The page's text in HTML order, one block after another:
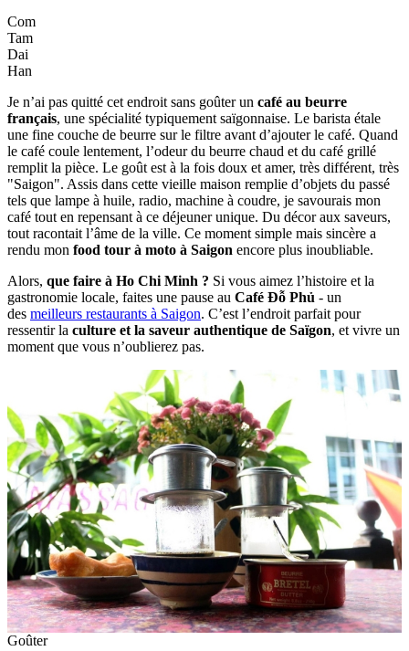
Com
Tam
Dai
Han
, une spécialité typiquement saïgonnaise. Le barista étale
une fine couche de beurre sur le filtre avant d’ajouter le café. Quand
le café coule lentement, l’odeur du beurre chaud et du café grillé
remplit la pièce. Le goût est à la fois doux et amer, très différent, très
"Saigon". Assis dans cette vieille maison remplie d’objets du passé
tels que lampe à huile, radio, machine à coudre, je savourais mon
café tout en repensant à ce déjeuner unique. Du décor aux saveurs,
tout racontait l’âme de la ville. Ce moment simple mais sincère a
rendu monfood tour à moto à Saigonencore plus inoubliable.
Alors, que faire à Ho Chi Minh ?Si vous aimez l’histoire et la
gastronomie locale, faites une pause auCafé Đỗ Phủ- un
desmeilleurs restaurants à Saigon. C’est l’endroit parfait pour
ressentir laculture et la saveur authentique de Saïgon
, et vivre un
moment que vous n’oublierez pas.